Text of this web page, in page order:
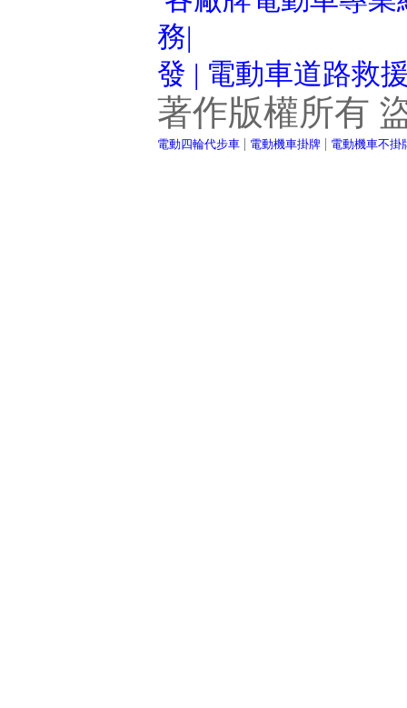
務|
發 | 電動車道路救
著作版權所有
電動四輪代步車 | 電動機車掛牌 | 電動機車不掛